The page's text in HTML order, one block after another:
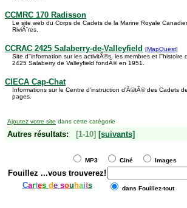
CCMRC 170 Radisson
Le site web du Corps de Cadets de la Marine Royale
RiviÃ¨res.
CCRAC 2425 Salaberry-de-Valleyfield [MapQuest]
Site d''information sur les activitÃ©s, les membres et l''histoire
2425 Salaberry de Valleyfield fondÃ© en 1951.
CIECA Cap-Chat
Informations sur le Centre d'instruction d'Ã©tÃ© des Cadets
pages.
Ajoutez votre site dans cette catégorie
Autres résultats: [1-10] [suivants]
MP3 Ciné Images
Fouillez ...vous trouverez!
Cartes de sou haits dans Fouillez-tout